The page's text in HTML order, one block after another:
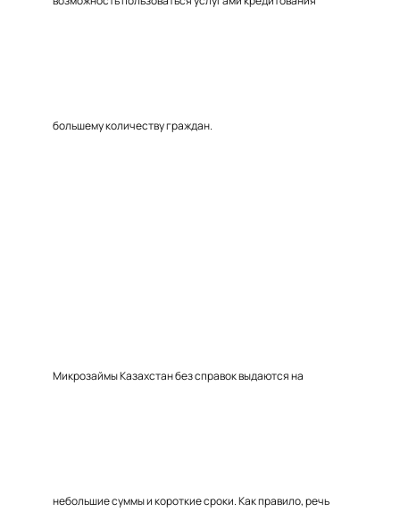
большему количеству граждан.
Микрозаймы Казахстан без справок выдаются на
небольшие суммы и короткие сроки. Как правило, речь